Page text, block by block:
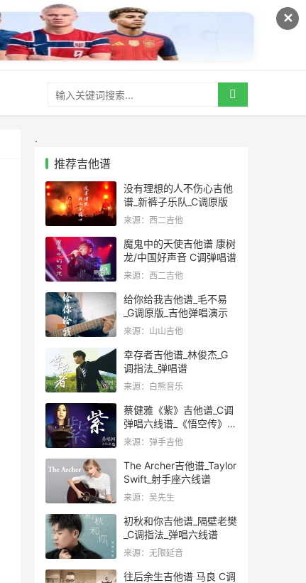
✕
.
推荐吉他谱
没有理想的人不伤心吉他
谱_新裤子乐队_C调原版
来源：西二吉他
魔鬼中的天使吉他谱 康树
龙/中国好声音 C调弹唱谱
来源：西二吉他
给你给我吉他谱_毛不易
_G调原版_吉他弹唱演示
来源：山山吉他
幸存者吉他谱_林俊杰_G
调指法_弹唱谱
来源：白熊音乐
蔡健雅《紫》吉他谱_C调
弹唱六线谱_《悟空传》片
中版
来源：弹手吉他
The Archer吉他谱_Taylor
Swift_射手座六线谱
来源：吴先生
初秋和你吉他谱_隔壁老樊
_C调指法_弹唱六线谱
来源：无限延音
往后余生吉他谱 马良 C调